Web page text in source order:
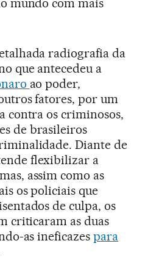
mundo com mais
radiografia da
que antecedeu a
ao poder,
fatores, por um
contra os criminosos,
de brasileiros
Diante de
flexibilizar a
assim como as
os policiais que
de culpa, os
criticaram as duas
as ineficazespara